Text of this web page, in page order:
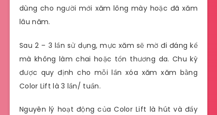
dùng cho người mới xăm lông mày hoặc đã xăm
lâu năm.
Sau 2 – 3 lần sử dụng, mực xăm sẽ mờ đi đáng kể
mà không làm chai hoặc tổn thương da. Chu kỳ
được quy định cho mỗi lần xóa xăm xăm bằng
Color Lift là 3 lần/ tuần.
Nguyên lý hoạt động của Color Lift là hút và đẩy